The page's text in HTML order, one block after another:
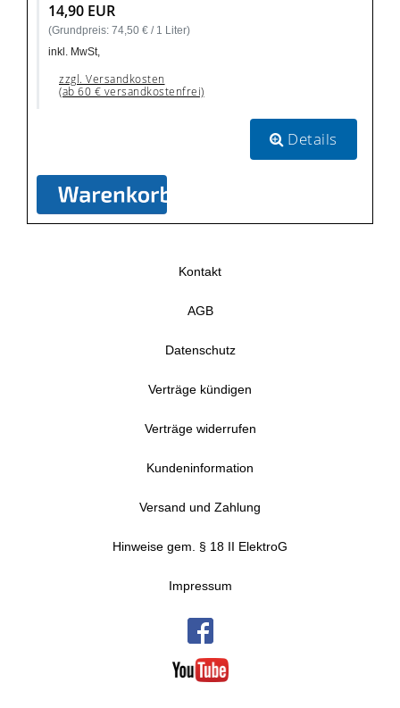
14,90 EUR
(Grundpreis: 74,50 € / 1 Liter)
inkl. MwSt,
zzgl. Versandkosten
(ab 60 € versandkostenfrei)
Details
Kontakt
AGB
Datenschutz
Verträge kündigen
Verträge widerrufen
Kundeninformation
Versand und Zahlung
Hinweise gem. § 18 II ElektroG
Impressum